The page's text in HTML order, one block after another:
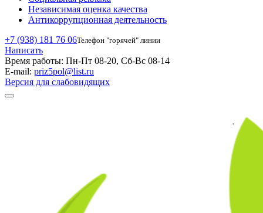
Независимая оценка качества
Антикоррупционная деятельность
+7 (938) 181 76 06Телефон "горячей" линии
Написать
Время работы: Пн-Пт 08-20, Сб-Вс 08-14
E-mail: priz5pol@list.ru
Версия для слабовидящих